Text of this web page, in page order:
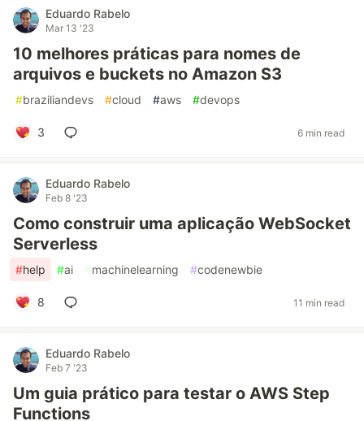
Eduardo Rabelo
Mar 13 '23
10 melhores práticas para nomes de
arquivos e buckets no Amazon S3
#braziliandevs #cloud #aws #devops
3 6 min read
Eduardo Rabelo
Feb 8 '23
Como construir uma aplicação WebSocket
Serverless
#help #ai #machinelearning #codenewbie
8 11 min read
Eduardo Rabelo
Feb 7 '23
Um guia prático para testar o AWS Step
Functions